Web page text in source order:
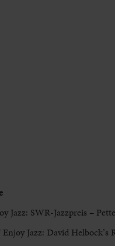
Jazz: SWR-Jazzpreis –
Jazz: David Helbock’s